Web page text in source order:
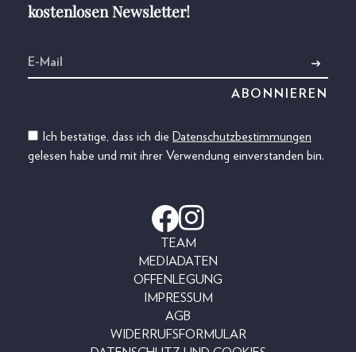
kostenlosen Newsletter!
Ich bestätige, dass ich die Datenschutzbestimmungen
gelesen habe und mit ihrer Verwendung einverstanden bin.
TEAM
MEDIADATEN
OFFENLEGUNG
IMPRESSUM
AGB
WIDERRUFSFORMULAR